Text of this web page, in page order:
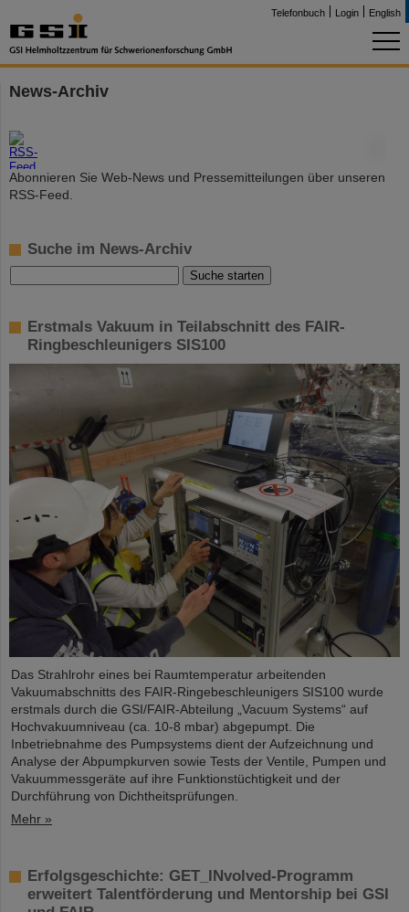
Telefonbuch Login English
News-Archiv
Abonnieren Sie Web-News und Pressemitteilungen über unseren
RSS-Feed.
Suche im News-Archiv
Erstmals Vakuum in Teilabschnitt des FAIR-
Ringbeschleunigers SIS100
Das Strahlrohr eines bei Raumtemperatur arbeitenden
Vakuumabschnitts des FAIR-Ringebeschleunigers SIS100 wurde
erstmals durch die GSI/FAIR-Abteilung „Vacuum Systems“ auf
Hochvakuumniveau (ca. 10-8 mbar) abgepumpt. Die
Inbetriebnahme des Pumpsystems dient der Aufzeichnung und
Analyse der Abpumpkurven sowie Tests der Ventile, Pumpen und
Vakuummessgeräte auf ihre Funktionstüchtigkeit und der
Durchführung von Dichtheitsprüfungen.
Mehr »
Erfolgsgeschichte: GET_INvolved-Programm
erweitert Talentförderung und Mentorship bei GSI